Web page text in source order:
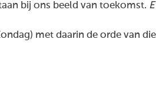
bij ons beeld van toekomst.
met daarin de orde van